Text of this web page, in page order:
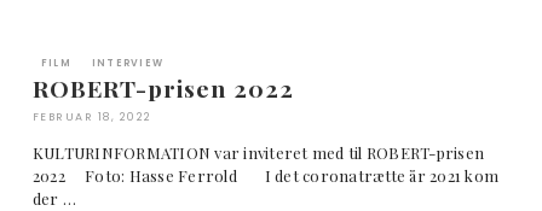
FILM INTERVIEW
ROBERT-prisen 2022
FEBRUAR 18, 2022
KULTURINFORMATION var inviteret med til ROBERT-prisen
2022 Foto: Hasse Ferrold I det coronatrætte år 2021 kom
der …